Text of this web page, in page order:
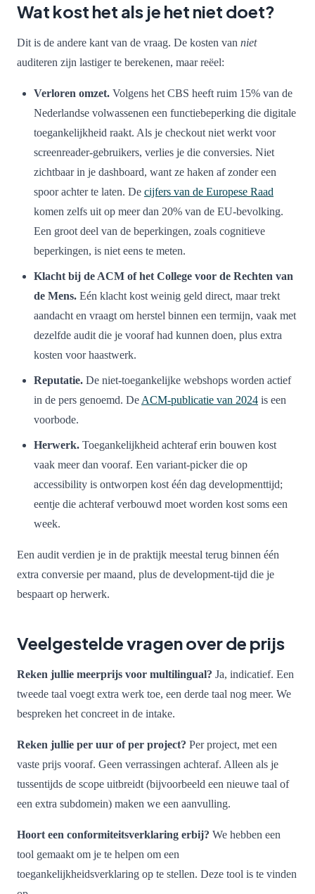
Wat kost het als je het niet doet?
Dit is de andere kant van de vraag. De kosten van niet
auditeren zijn lastiger te berekenen, maar reëel:
Verloren omzet. Volgens het CBS heeft ruim 15% van de
Nederlandse volwassenen een functiebeperking die digitale
toegankelijkheid raakt. Als je checkout niet werkt voor
screenreader-gebruikers, verlies je die conversies. Niet
zichtbaar in je dashboard, want ze haken af zonder een
spoor achter te laten. De cijfers van de Europese Raad
komen zelfs uit op meer dan 20% van de EU-bevolking.
Een groot deel van de beperkingen, zoals cognitieve
beperkingen, is niet eens te meten.
Klacht bij de ACM of het College voor de Rechten van
de Mens. Eén klacht kost weinig geld direct, maar trekt
aandacht en vraagt om herstel binnen een termijn, vaak met
dezelfde audit die je vooraf had kunnen doen, plus extra
kosten voor haastwerk.
Reputatie. De niet-toegankelijke webshops worden actief
in de pers genoemd. DeACM-publicatie van 2024 is een
voorbode.
Herwerk. Toegankelijkheid achteraf erin bouwen kost
vaak meer dan vooraf. Een variant-picker die op
accessibility is ontworpen kost één dag developmenttijd;
eentje die achteraf verbouwd moet worden kost soms een
week.
Een audit verdien je in de praktijk meestal terug binnen één
extra conversie per maand, plus de development-tijd die je
bespaart op herwerk.
Veelgestelde vragen over de prijs
Reken jullie meerprijs voor multilingual? Ja, indicatief. Een
tweede taal voegt extra werk toe, een derde taal nog meer. We
bespreken het concreet in de intake.
Reken jullie per uur of per project? Per project, met een
vaste prijs vooraf. Geen verrassingen achteraf. Alleen als je
tussentijds de scope uitbreidt (bijvoorbeeld een nieuwe taal of
een extra subdomein) maken we een aanvulling.
Hoort een conformiteitsverklaring erbij? We hebben een
tool gemaakt om je te helpen om een
toegankelijkheidsverklaring op te stellen. Deze tool is te vinden